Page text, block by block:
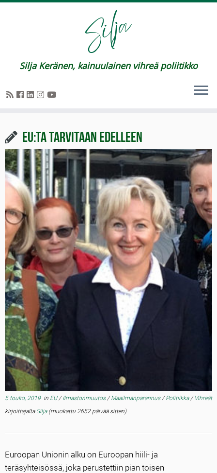
Silja Keränen, kainuulainen vihreä poliitikko
EU:ta tarvitaan edelleen
5 touko, 2019in EU/Ilmastonmuutos/Maailmanparannus/Politiikka/ Vihreät
kirjoittajalta Silja(muokattu 2652 päivää sitten)
Euroopan Unionin alku on Euroopan hiili- ja
teräsyhteisössä, joka perustettiin pian toisen